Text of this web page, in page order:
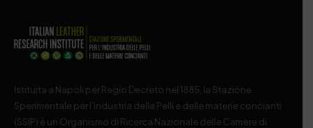
Istituita a Napoli per Regio Decreto nel 1885, la Stazione
Sperimentale per l’Industria delle Pelli e delle materie concianti
(SSIP) è un Organismo di Ricerca Nazionale delle Camere di